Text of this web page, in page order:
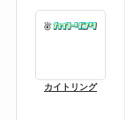
カイトリング